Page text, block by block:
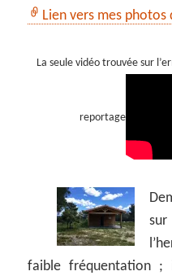
Lien vers mes photos
La seule vidéo trouvée sur
reportage
faible fréquentation ;